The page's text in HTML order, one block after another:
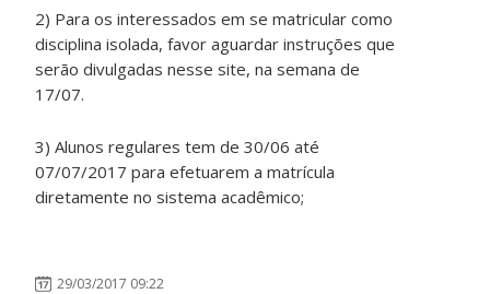
2) Para os interessados em se matricular como
disciplina isolada, favor aguardar instruções que
serão divulgadas nesse site, na semana de
17/07.
3) Alunos regulares tem de 30/06 até
07/07/2017 para efetuarem a matrícula
diretamente no sistema acadêmico;
29/03/2017 09:22